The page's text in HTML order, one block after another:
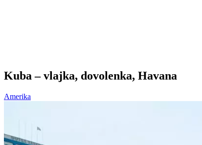
Kuba – vlajka, dovolenka, Havana
Amerika